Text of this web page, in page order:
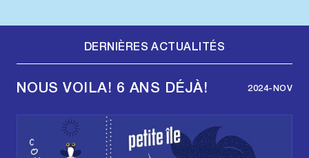
DERNIÈRES ACTUALITÉS
NOUS VOILA! 6 ANS DÉJÀ! 2024-NOV